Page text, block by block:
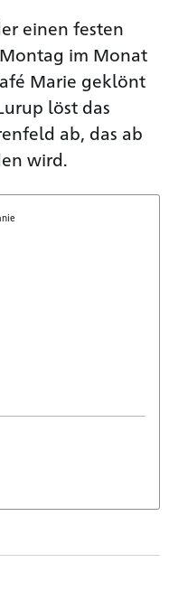
einen festen
im Monat
Marie geklönt
löst das
ab, das ab
wird.